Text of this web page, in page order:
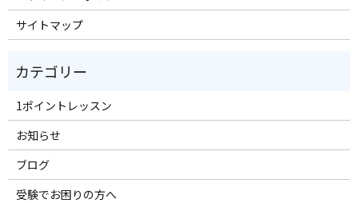
サイトマップ
1ポイントレッスン
お知らせ
ブログ
受験でお困りの方へ